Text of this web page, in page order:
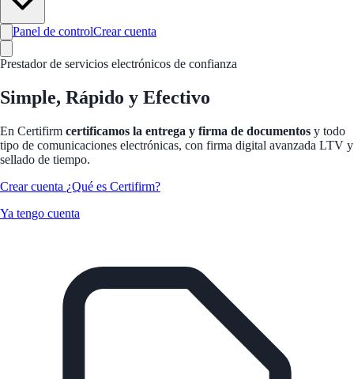
Panel de controlCrear cuenta
Prestador de servicios electrónicos de confianza
Simple, Rápido y Efectivo
En Certifirm certificamos la entrega y firma de documentos y todo
tipo de comunicaciones electrónicas, con firma digital avanzada LTV y
sellado de tiempo.
Crear cuenta ¿Qué es Certifirm?
Ya tengo cuenta